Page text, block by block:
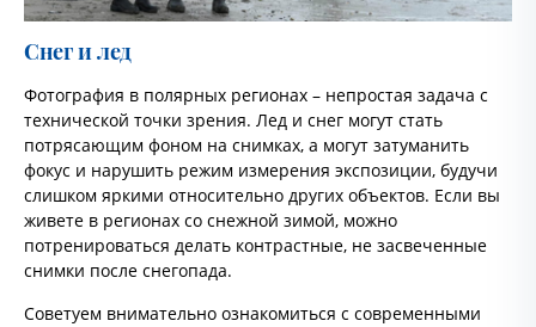
Снег и лед
Фотография в полярных регионах – непростая задача с
технической точки зрения. Лед и снег могут стать
потрясающим фоном на снимках, а могут затуманить
фокус и нарушить режим измерения экспозиции, будучи
слишком яркими относительно других объектов. Если вы
живете в регионах со снежной зимой, можно
потренироваться делать контрастные, не засвеченные
снимки после снегопада.
Советуем внимательно ознакомиться с современными